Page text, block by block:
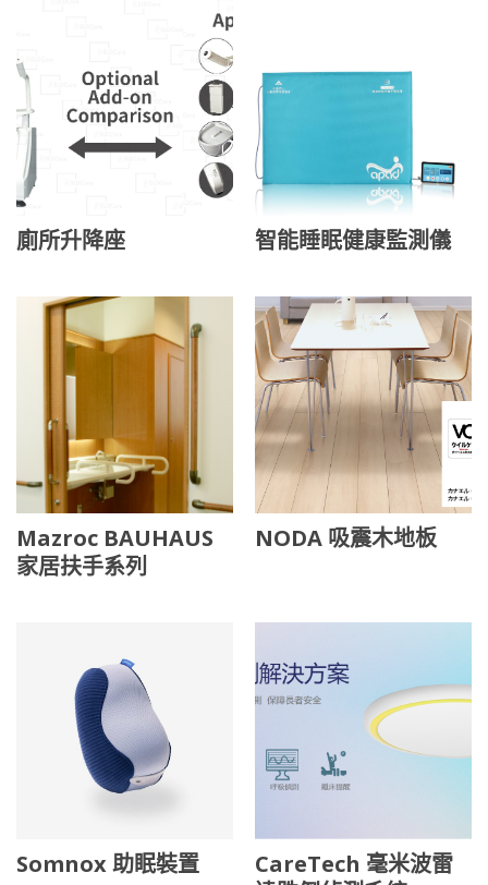
廁所升降座 智能睡眠健康監測儀
Mazroc BAUHAUS
家居扶手系列
NODA 吸震木地板
Somnox 助眠裝置
CareTech 毫米波雷